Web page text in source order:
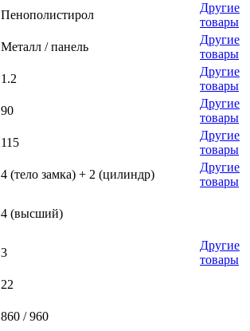
Пенополистирол
Другие
товары
Металл / панель
Другие
товары
1.2
Другие
товары
90
Другие
товары
115
Другие
товары
4 (тело замка) + 2 (цилиндр)
Другие
товары
4 (высший)
3
Другие
товары
22
860 / 960